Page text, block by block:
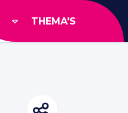
THEMA'S